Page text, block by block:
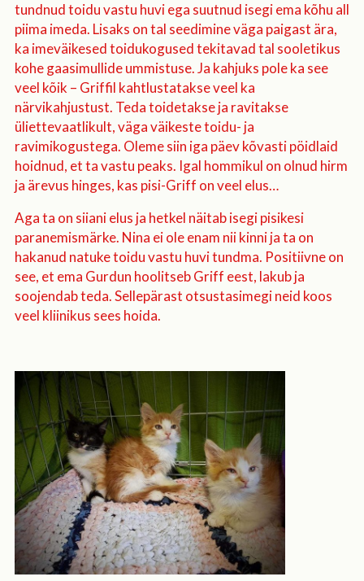
tundnud toidu vastu huvi ega suutnud isegi ema kõhu all
piima imeda. Lisaks on tal seedimine väga paigast ära,
ka imeväikesed toidukogused tekitavad tal sooletikus
kohe gaasimullide ummistuse. Ja kahjuks pole ka see
veel kõik – Griffil kahtlustatakse veel ka
närvikahjustust. Teda toidetakse ja ravitakse
üliettevaatlikult, väga väikeste toidu- ja
ravimikogustega. Oleme siin iga päev kõvasti pöidlaid
hoidnud, et ta vastu peaks. Igal hommikul on olnud hirm
ja ärevus hinges, kas pisi-Griff on veel elus…
Aga ta on siiani elus ja hetkel näitab isegi pisikesi
paranemismärke. Nina ei ole enam nii kinni ja ta on
hakanud natuke toidu vastu huvi tundma. Positiivne on
see, et ema Gurdun hoolitseb Griff eest, lakub ja
soojendab teda. Sellepärast otsustasimegi neid koos
veel kliinikus sees hoida.